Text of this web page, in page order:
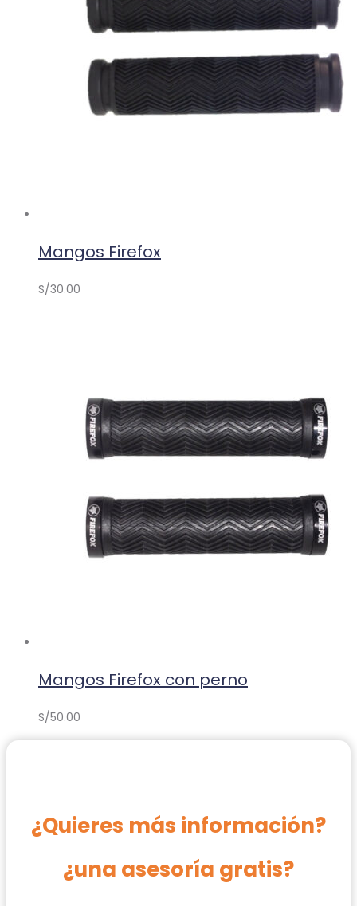
Mangos Firefox
S/30.00
Mangos Firefox con perno
S/50.00
¿Quieres más información?
¿una asesoría gratis?